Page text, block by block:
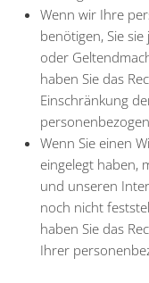
Wenn wir Ihre
benötigen, Sie
oder
haben Sie das
Einschränkung
Wenn Sie einen
eingelegt haben,
und unseren
noch nicht
haben Sie das
Ihrer